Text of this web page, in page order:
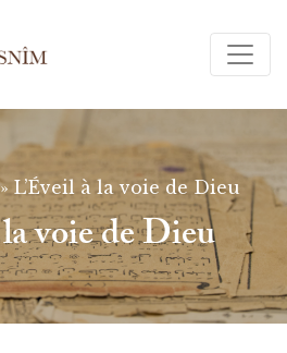
L’Éveil à la voie de Dieu
voie de Dieu